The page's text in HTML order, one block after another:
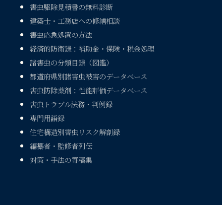
害虫駆除見積書の無料診断
建築士・工務店への修繕相談
害虫応急処置の方法
経済的防衛録：補助金・保険・税金処理
諸害虫の分類目録（図鑑）
都道府県別諸害虫被害のデータベース
害虫防除薬剤：性能評価データベース
害虫トラブル法務・判例録
専門用語録
住宅構造別害虫リスク解剖録
編纂者・監修者列伝
対策・手法の寄稿集